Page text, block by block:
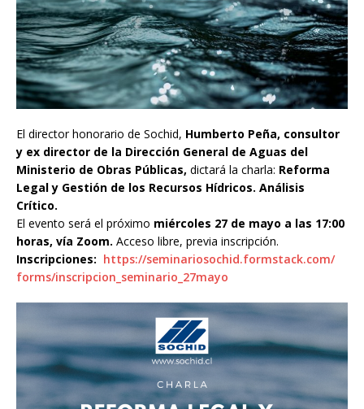
El director honorario de Sochid, Humberto Peña, consultor
y ex director de la Dirección General de Aguas del
Ministerio de Obras Públicas, dictará la charla: Reforma
Legal y Gestión de los Recursos Hídricos. Análisis
Crítico.
El evento será el próximo miércoles 27 de mayo a las 17:00
horas, vía Zoom. Acceso libre, previa inscripción.
Inscripciones: https://seminariosochid.formstack.com/
forms/inscripcion_seminario_ 27mayo